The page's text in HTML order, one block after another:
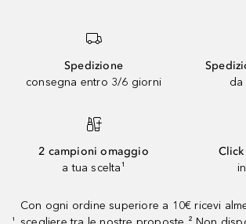
Spedizione
consegna entro 3/6 giorni
da
2 campioni omaggio
a tua scelta¹
Con ogni ordine superiore a 10€ ricevi